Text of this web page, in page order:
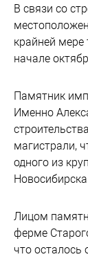
В связи со
крайней мере
начале
Памятник
Именно
магистрали,
одного из
Лицом
ферме
что осталось